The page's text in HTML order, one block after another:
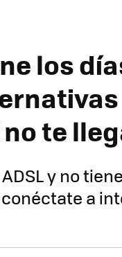
los
te
y no
a